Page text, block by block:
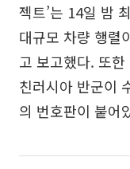
젝트’는 14일 밤
대규모 차량 행렬
고 보고했다. 또
친러시아 반군이
의 번호판이 붙어